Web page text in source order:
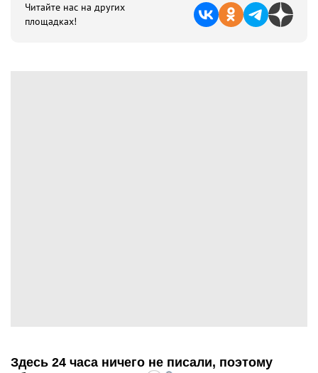
Читайте нас на других
площадках!
Здесь 24 часа ничего не писали, поэтому